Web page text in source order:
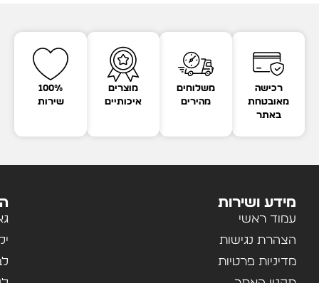
רכישה
מאובטחת
באתר
משלוחים
מהירים
מוצרים
איכותיים
100%
שירות
מידע ושירות
עמוד ראשי
הצהרת נגישות
מדיניות פרטיות